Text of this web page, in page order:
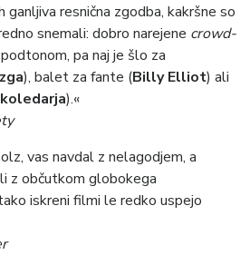
ganljiva resnična zgodba, kakršne so
snemali: dobro narejene crowd-
pa naj je šlo za
), balet za fante (Billy Elliot) ali
).«
vas navdal z nelagodjem, a
z občutkom globokega
iskreni filmi le redko uspejo